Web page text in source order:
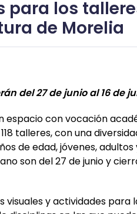
los
de Morelia
del 27 de junio al 16 de
espacio con vocación
talleres, con una
de edad, jóvenes,
son del 27 de junio y
y actividades para